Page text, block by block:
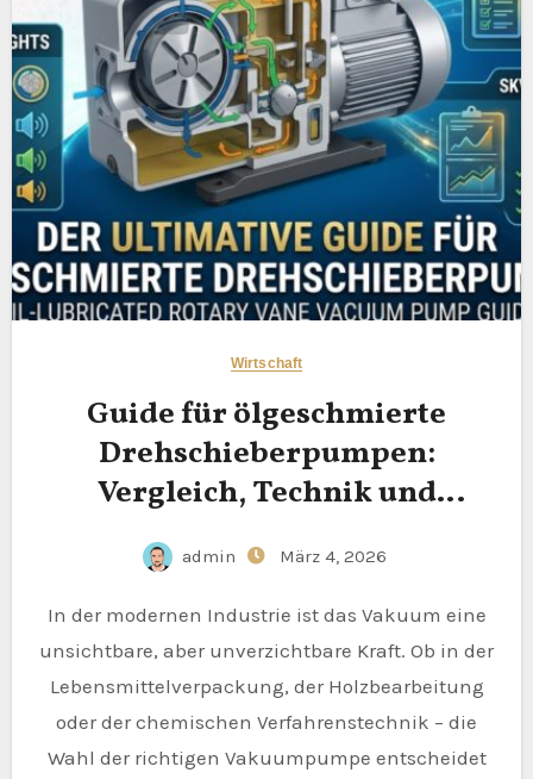
Wirtschaft
Guide für ölgeschmierte
Drehschieberpumpen:
Vergleich, Technik und
admin März 4, 2026
In der modernen Industrie ist das Vakuum eine
unsichtbare, aber unverzichtbare Kraft. Ob in der
Lebensmittelverpackung, der Holzbearbeitung
oder der chemischen Verfahrenstechnik – die
Wahl der richtigen Vakuumpumpe entscheidet